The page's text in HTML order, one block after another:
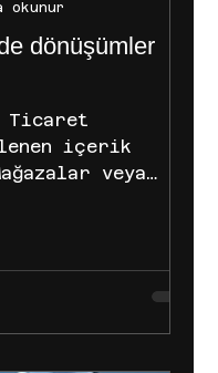
dönüşümler
içerik
veya
olan
okunur